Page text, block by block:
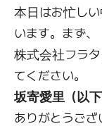
本日はお忙し
います。まず、
株式会社フラ
てください。
坂寄愛里（以
ありがとうご